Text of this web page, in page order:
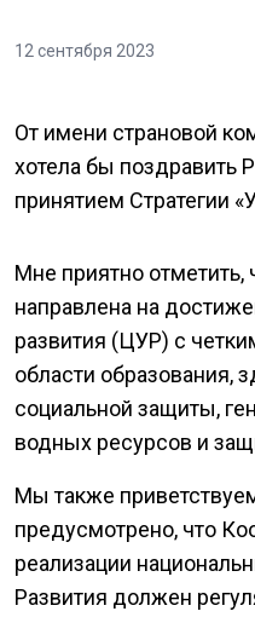
12 сентября 2023
От имени страновой
хотела бы поздравить
принятием Стратегии
Мне приятно отметить,
направлена на
развития (ЦУР) с
области образования,
социальной защиты,
водных ресурсов и
Мы также
предусмотрено, что
реализации
Развития должен